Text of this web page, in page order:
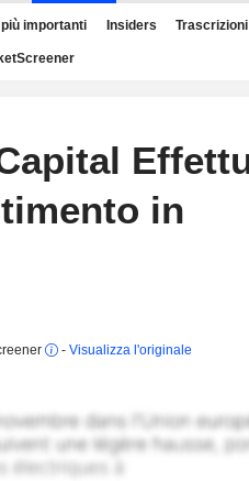
più importanti Insiders Trascrizioni
in
- Visualizza l'originale